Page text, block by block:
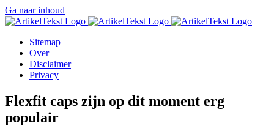
Ga naar inhoud
Sitemap
Over
Disclaimer
Privacy
Flexfit caps zijn op dit moment erg
populair